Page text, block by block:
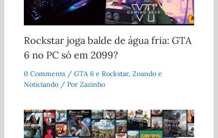
Rockstar joga balde de água fria: GTA
6 no PC só em 2099?
0 Comments / GTA 6 e Rockstar, Zoando e
Noticiando/ Por Zazinho